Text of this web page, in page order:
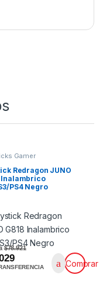
Gamer
Redragon JUNO
Inalambrico
PS4 Negro
$78.921
Comprar